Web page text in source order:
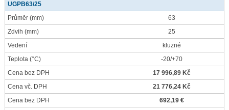
UGPB63/25
Průměr (mm)
63
Zdvih (mm)
25
Vedení
kluzné
Teplota (°C)
-20/+70
Cena bez DPH
17 996,89 Kč
Cena vč. DPH
21 776,24 Kč
Cena bez DPH
692,19 €